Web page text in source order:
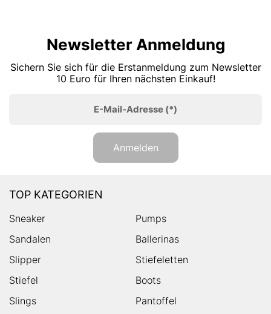
Newsletter Anmeldung
Sichern Sie sich für die Erstanmeldung zum Newsletter
10 Euro für Ihren nächsten Einkauf!
E-Mail-Adresse (*)
Anmelden
TOP KATEGORIEN
Sneaker
Pumps
Sandalen
Ballerinas
Slipper
Stiefeletten
Stiefel
Boots
Slings
Pantoffel